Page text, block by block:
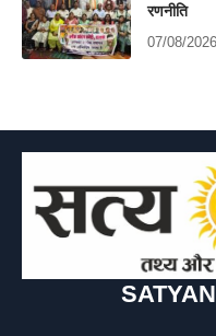
रणनीति
07/08/2026